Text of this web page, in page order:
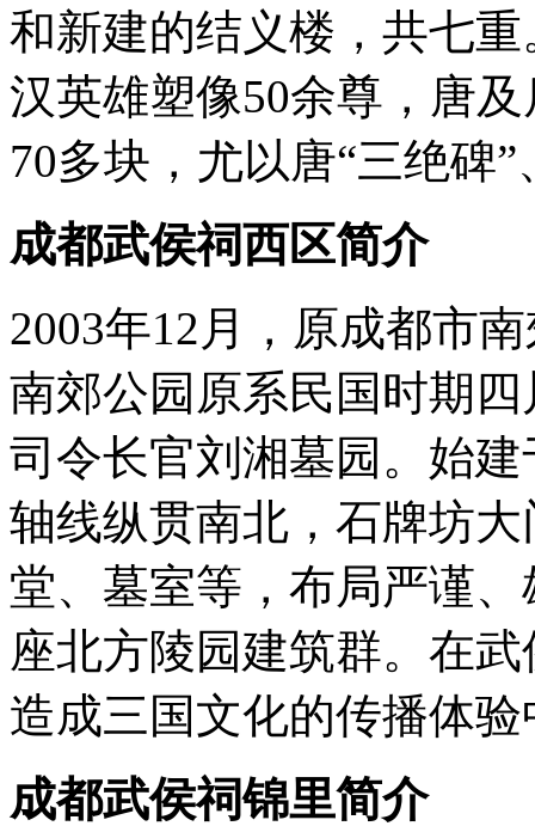
和新建的结义楼，共七
汉英雄塑像50余尊，唐
70多块，尤以唐“三绝碑
成都武侯祠西区简介
2003年12月，原成都市
南郊公园原系民国时期
司令长官刘湘墓园。始建
轴线纵贯南北，石牌坊
堂、墓室等，布局严谨
座北方陵园建筑群。在
造成三国文化的传播体验
成都武侯祠锦里简介